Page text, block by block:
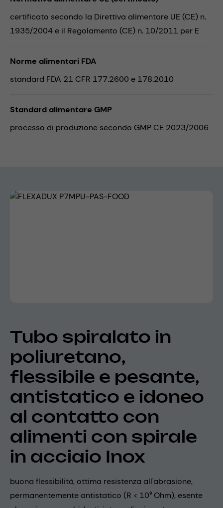
certificato secondo la Direttiva alimentare UE (CE) n.
1935/2004 e il Regolamento (CE) n. 10/2011 per E
Norme alimentari FDA
standard FDA 21 CFR 177.2600 e 178.2010
Standard alimentare GMP
processo di produzione secondo GMP CE 2023/2006
Skip image gallery
Tubo spiralato in
poliuretano,
flessibile e pesante,
antistatico e idoneo
al contatto con
alimenti con spirale
in acciaio Inox
buona flessibilità, ottima resistenza all'abrasione,
permanentemente antistatico (R < 10⁹ Ohm), esente